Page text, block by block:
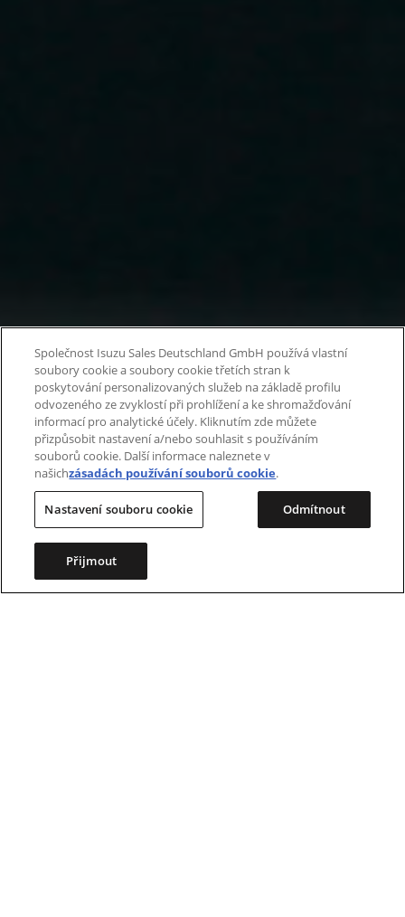
MAXIMÁLNÍ PICK-
UP
Společnost Isuzu Sales Deutschland GmbH používá vlastní
soubory cookie a soubory cookie třetích stran k
poskytování personalizovaných služeb na základě profilu
odvozeného ze zvyklostí při prohlížení a ke shromažďování
informací pro analytické účely. Kliknutím zde můžete
přizpůsobit nastavení a/nebo souhlasit s používáním
souborů cookie. Další informace naleznete v
našichzásadách používání souborů cookie.
Nastavení souboru cookie Odmítnout
Přijmout